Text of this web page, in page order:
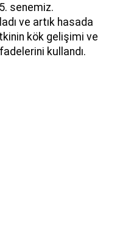
senemiz.
ve artık hasada
kök gelişimi ve
kullandı.